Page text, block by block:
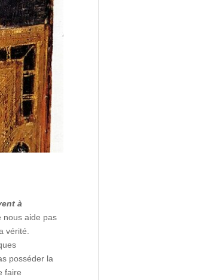
à
nous aide pas
vérité.
posséder la
faire